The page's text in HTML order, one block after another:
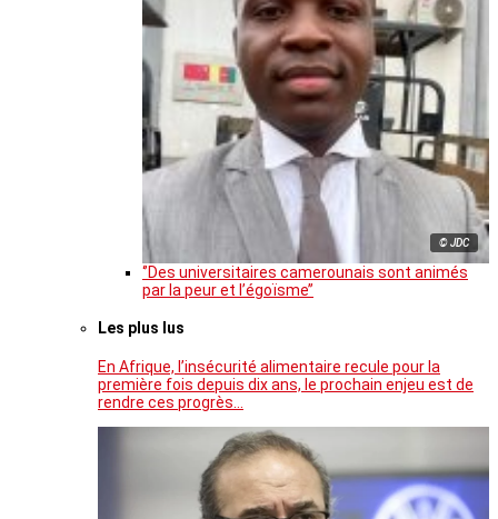
© JDC
‘’Des universitaires camerounais sont animés
par la peur et l’égoïsme’’
Les plus lus
En Afrique, l’insécurité alimentaire recule pour la
première fois depuis dix ans, le prochain enjeu est de
rendre ces progrès…